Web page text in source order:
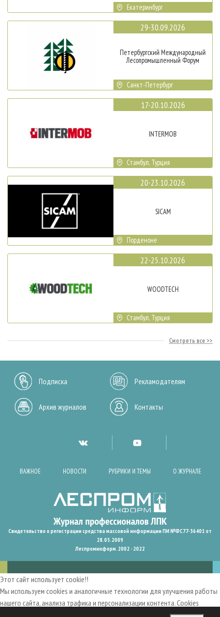
Екатеринбург
29-30.09.2026
Петербургский Международный
Лесопромышленный Форум
Санкт-Петербург
17-20.10.2026
INTERMOB
Стамбул, Турция
20-23.10.2026
SICAM
Порденоне
22-25.10.2026
WOODTECH
Стамбул, Турция
Смотреть все
Подписка Рекламодателям
Архив журналов Контакты
ВАЖНОЕ НОВОСТИ РУБРИКИ И ТЕМЫ О ЖУРНАЛЕ
Свидетельство о регистрации средства массовой информации ПИ №ФС77-36401 от
28.05.2009
Леспроминформ. 2002 - 2022
Этот сайт использует cookie!!
Мы используем cookies и аналогичные технологии для улучшения работы
нашего сайта, анализа трафика и персонализации контента. Cookies